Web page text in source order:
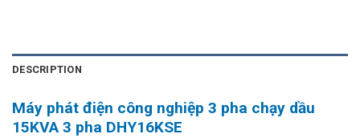
DESCRIPTION
Máy phát điện công nghiệp 3 pha chạy dầu
15KVA 3 pha DHY16KSE